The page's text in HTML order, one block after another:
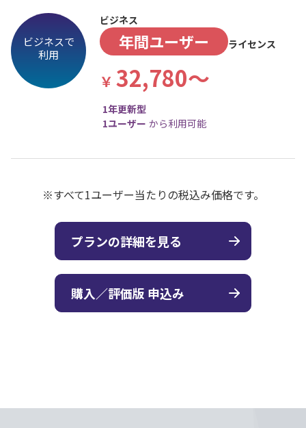
ビジネスで
利用
ビジネス
年間ユーザー ライセンス
32,780～
1年更新型
1ユーザー から利用可能
※すべて1ユーザー当たりの税込み価格です。
プランの詳細を見る
購入／評価版 申込み